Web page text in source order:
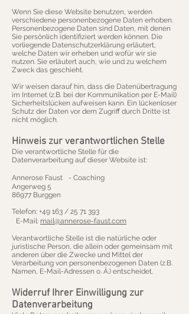
Wenn Sie diese Website benutzen, werden
verschiedene personenbezogene Daten erhoben.
Personenbezogene Daten sind Daten, mit denen
Sie persönlich identifiziert werden können. Die
vorliegende Datenschutzerklärung erläutert,
welche Daten wir erheben und wofür wir sie
nutzen. Sie erläutert auch, wie und zu welchem
Zweck das geschieht.
Wir weisen darauf hin, dass die Datenübertragung
im Internet (z.B. bei der Kommunikation per E-Mail)
Sicherheitslücken aufweisen kann. Ein lückenloser
Schutz der Daten vor dem Zugriff durch Dritte ist
nicht möglich.
Hinweis zur verantwortlichen Stelle
Die verantwortliche Stelle für die
Datenverarbeitung auf dieser Website ist:
Annerose Faust - Coaching
Angerweg 5
86977 Burggen
Telefon: +49 163 / 25 71 393
E-Mail: mail@annerose-faust.com
Verantwortliche Stelle ist die natürliche oder
juristische Person, die allein oder gemeinsam mit
anderen über die Zwecke und Mittel der
Verarbeitung von personenbezogenen Daten (z.B.
Namen, E-Mail-Adressen o. Ä.) entscheidet.
Widerruf Ihrer Einwilligung zur
Datenverarbeitung